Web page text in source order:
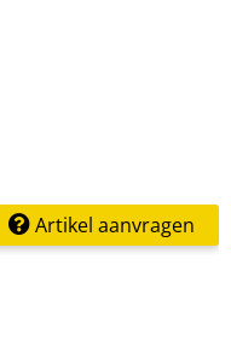
Artikel aanvragen